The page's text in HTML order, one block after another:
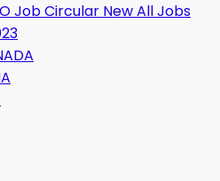
Job Circular New All Jobs